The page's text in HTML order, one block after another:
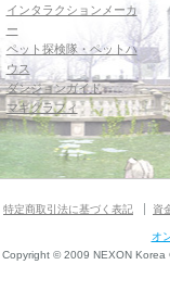
インタラクションメーカ
ー
ペット探検隊・ペットハ
ウス
ダンジョンガイド
マギグラフィ
特定商取引法に基づく表記 資
オ
Copyright © 2009 NEXON Korea